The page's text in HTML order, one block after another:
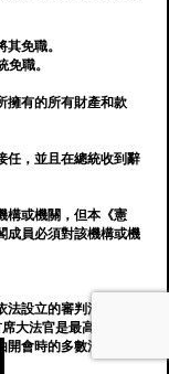
免職。
職。
擁有的所有財產和款
任，並且在總統收到辭
構或機關，但本《憲
成員必須對該機構或機
設立的審判法院。
大法官是最高法院的
會時的多數法官決